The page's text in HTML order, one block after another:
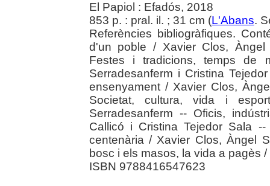
El Papiol : Efadós, 2018
853 p. : pral. il. ; 31 cm (L'Abans.
Referències bibliogràfiques.
d'un poble / Xavier Clos, Àngel
Festes i tradicions, temps de
Serradesanferm i Cristina
ensenyament / Xavier Clos,
Societat, cultura, vida i
Serradesanferm -- Oficis,
Callicó i Cristina Tejedor Sala
centenària / Xavier Clos, Àngel
bosc i els masos, la vida a pagès
ISBN 9788416547623